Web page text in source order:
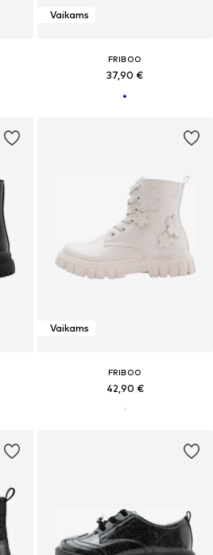
Vaikams
FRIBOO
37,90 €
Vaikams
FRIBOO
42,90 €